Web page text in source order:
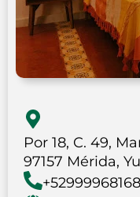
Por 18, C. 49,
97157 Mérida,